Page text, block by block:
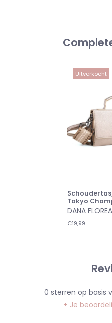
Uitverkocht
Tokyo
DANA FLOREA
€19,99
0 sterren op basis
+ Je